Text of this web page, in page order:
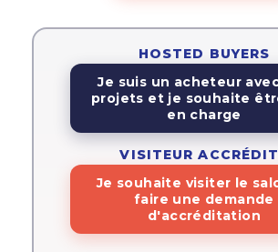
HOSTED BUYERS
Je suis un acheteur
projets et je souhaite
en charge
VISITEUR
Je souhaite visiter le
faire une demande
d'accréditation